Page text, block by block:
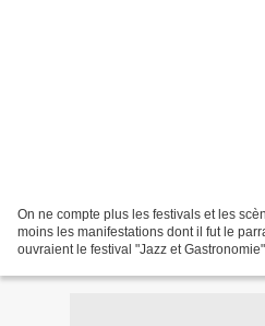
On ne compte plus les festivals et les
moins les manifestations dont il fut le
ouvraient le festival "Jazz et